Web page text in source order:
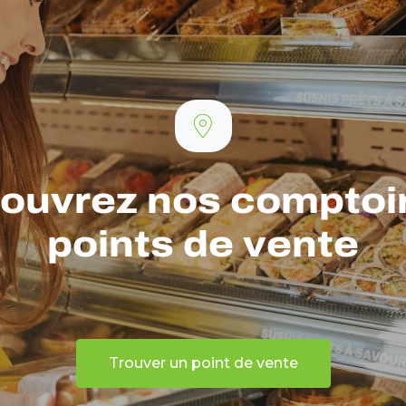
nos
points de vente
Trouver un point de vente